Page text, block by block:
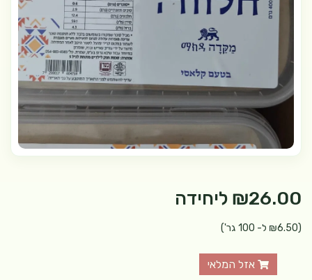
₪26.00 ליחידה
(₪6.50 ל- 100 גר')
אזל המלאי